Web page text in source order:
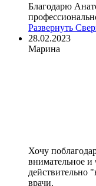
Благодарю
Развернуть
28.02.2023
Марина
Хочу
внимательное и
действительно
врачи.